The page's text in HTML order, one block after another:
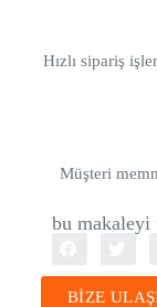
Hızlı sipariş
Müşteri
bu makaleyi
BİZE